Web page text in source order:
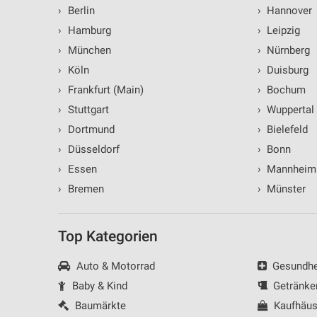
›
Berlin
›
Hamburg
›
München
›
Köln
›
Frankfurt (Main)
› Stuttgart
›
Dortmund
›
Düsseldorf
›
Essen
›
Bremen
› Hannover
› Leipzig
› Nürnberg
› Duisburg
› Bochum
› Wuppertal
› Bielefeld
› Bonn
› Mannheim
› Münster
Top Kategorien
Auto & Motorrad
Baby & Kind
Baumärkte
IAB-Besonderheiten:
Verwendung genauer Standortdaten
Geräte anhand von aktiv angeforderten Informationen
Performance